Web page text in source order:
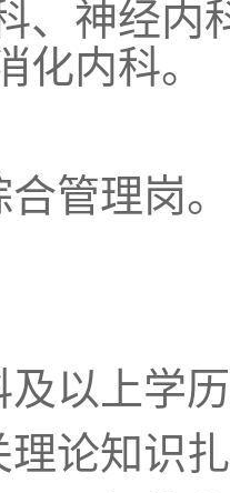
、神经内
化内科。
管理岗。
及以上学
理论知识